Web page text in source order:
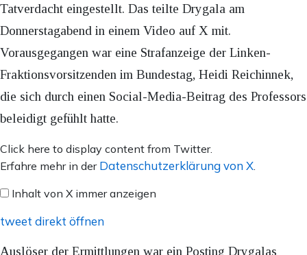
Tatverdacht eingestellt. Das teilte Drygala am
Donnerstagabend in einem Video auf X mit.
Vorausgegangen war eine Strafanzeige der Linken-
Fraktionsvorsitzenden im Bundestag, Heidi Reichinnek,
die sich durch einen Social-Media-Beitrag des Professors
beleidigt gefühlt hatte.
Inhalt
von
anzeigen
Click here to display content from Twitter.
Erfahre mehr in der Datenschutzerklärung von X
Inhalt von X immer anzeigen
tweet direkt öffnen
Auslöser der Ermittlungen war ein Posting Drygalas